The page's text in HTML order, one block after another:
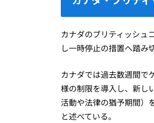
カナダのブリティッシュ
し一時停止の措置へ踏み
カナダでは過去数週間で
様の制限を導入し、新し
活動や法律の猶予期間）
と述べている。